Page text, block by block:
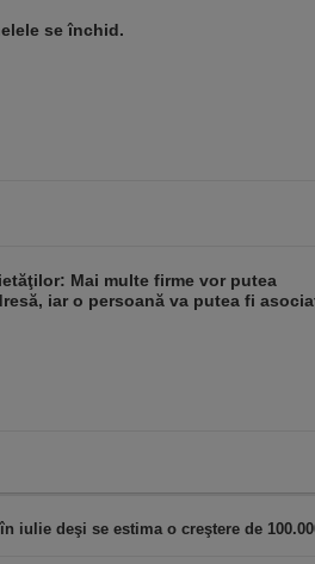
se închid.
Mai multe firme vor putea
iar o persoană va putea fi
iulie deşi se estima o creştere de